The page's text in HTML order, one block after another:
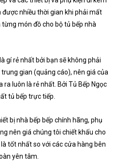
được nhiều thời gian khi phải mất
món đồ cho bộ tủ bếp nhà
gí rẻ nhất bởi bạn sẽ không phải
gian (quảng cáo), nên giá của
ra luôn là rẻ nhất. Bởi Tủ Bếp Ngọc
tủ bếp trực tiếp.
bị nhà bếp bếp chính hãng, phụ
nên giá chúng tôi chiết khấu cho
tốt nhất so với các cửa hàng bên
yên tâm.